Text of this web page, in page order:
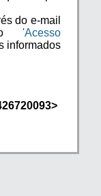
do e-mail
'Acesso
informados